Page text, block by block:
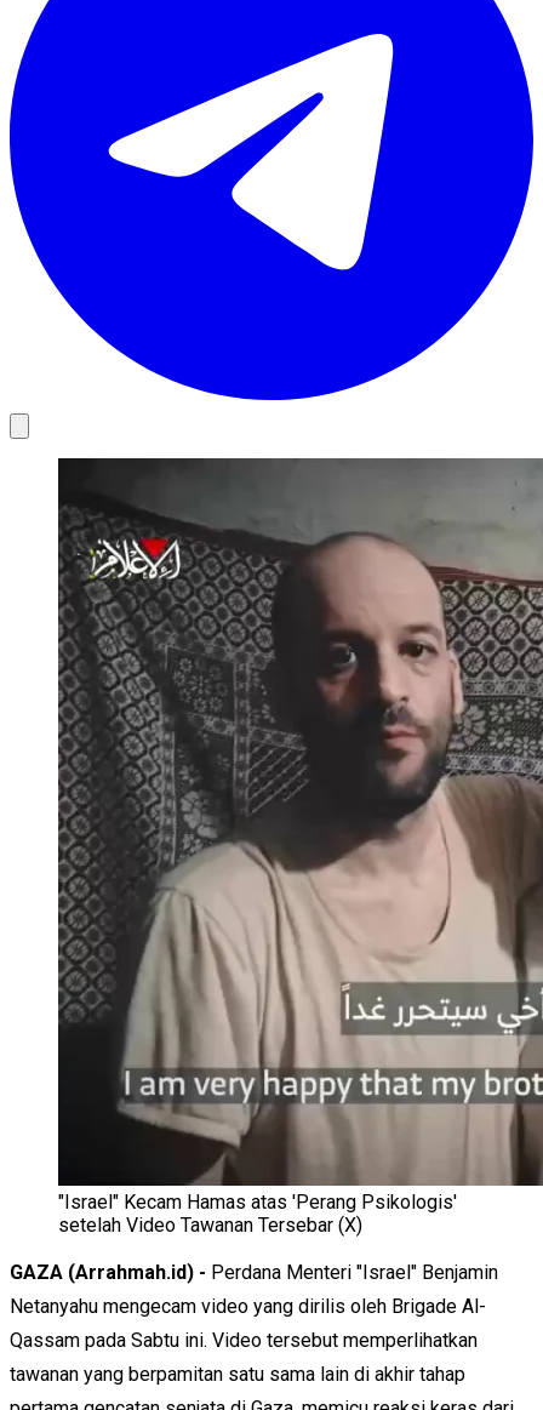
"Israel" Kecam Hamas atas 'Perang Psikologis'
setelah Video Tawanan Tersebar (X)
GAZA (Arrahmah.id) - Perdana Menteri "Israel" Benjamin
Netanyahu mengecam video yang dirilis oleh Brigade Al-
Qassam pada Sabtu ini. Video tersebut memperlihatkan
tawanan yang berpamitan satu sama lain di akhir tahap